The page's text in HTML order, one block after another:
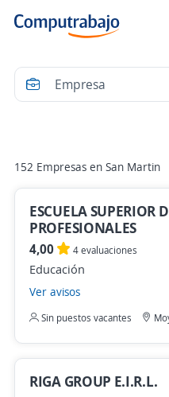
152 Empresas en San Martin
ESCUELA SUPERIOR
PROFESIONALES
4,00 4 evaluaciones
Educación
Ver avisos
Sin puestos vacantes
RIGA GROUP E.I.R.L.